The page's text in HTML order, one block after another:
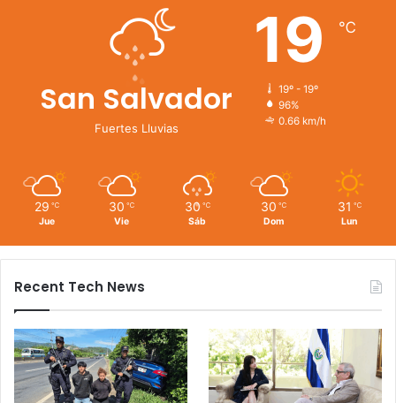
San Salvador
Fuertes Lluvias
19 ℃
19º - 19º
96%
0.66 km/h
29 ℃
Jue
30 ℃
Vie
30 ℃
Sáb
30 ℃
Dom
31 ℃
Lun
Recent Tech News